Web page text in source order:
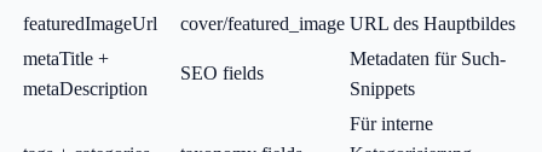
featuredImageUrl
cover/featured_image URL des Hauptbildes
metaTitle +
metaDescription
SEO fields
Metadaten für Such-
Snippets
Für interne